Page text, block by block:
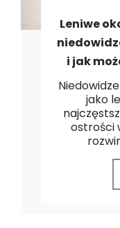
Leniwe
i jak
jako
ostrości